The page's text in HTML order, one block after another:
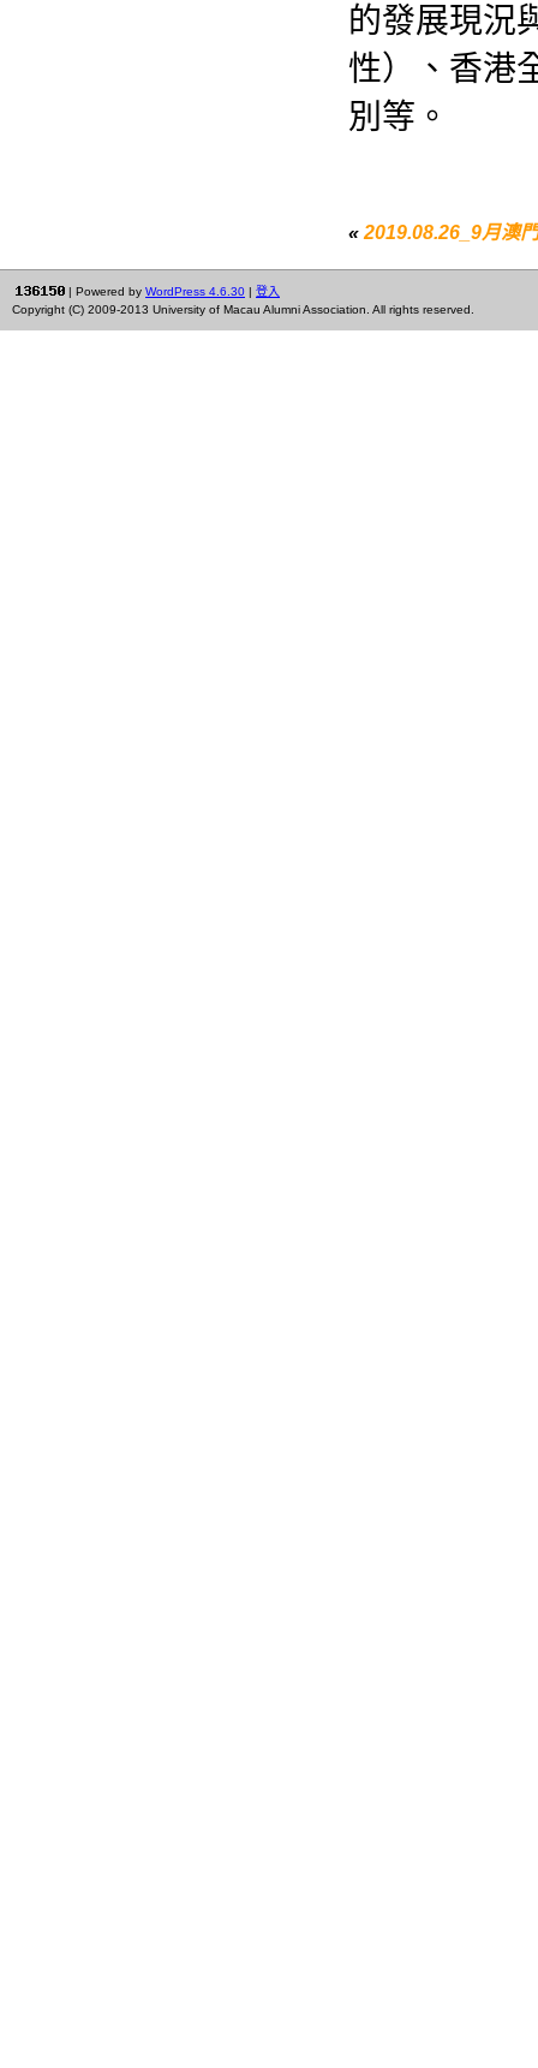
的發展現況
性）、香港
別等。
« 2019.08.26_9月澳
| Powered by WordPress 4.6.30 | 登入
Copyright (C) 2009-2013 University of Macau Alumni Association. All rights reserved.